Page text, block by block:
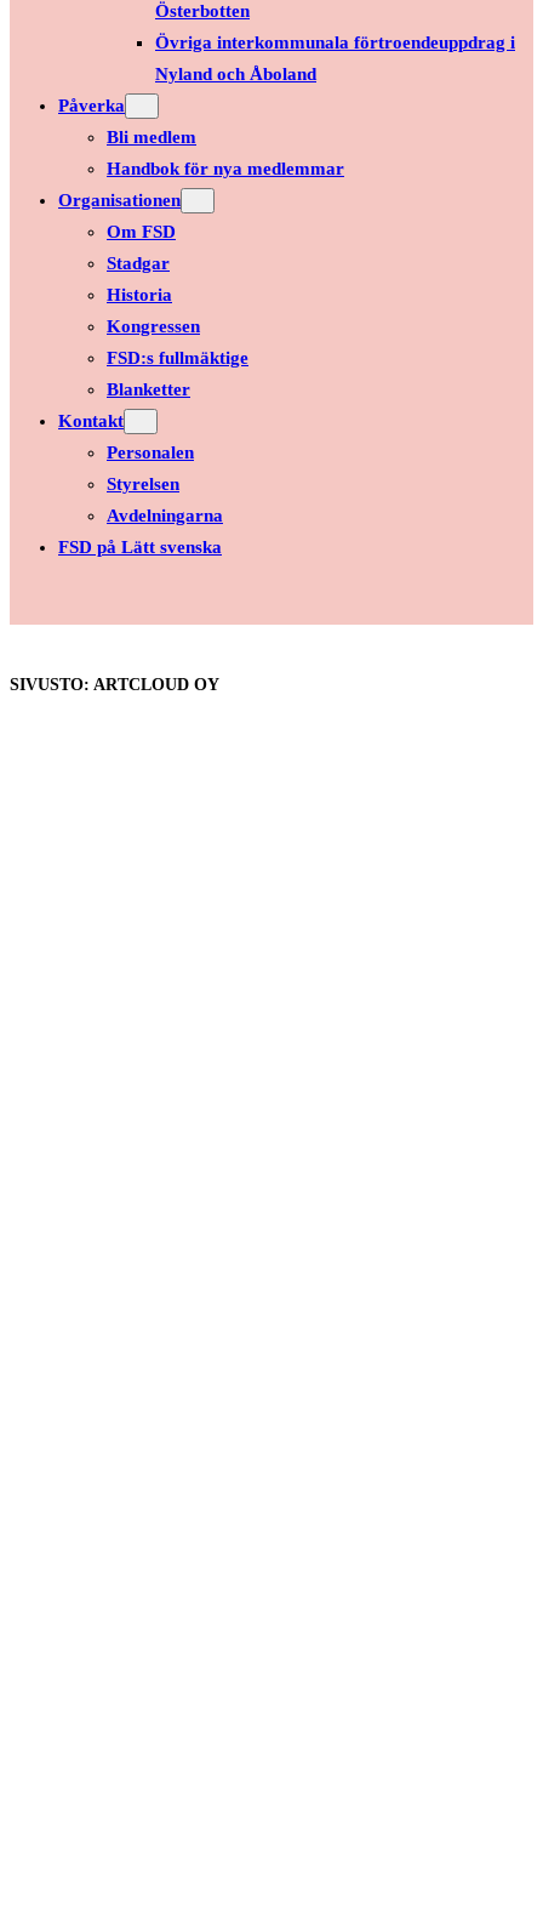
Österbotten
Övriga interkommunala förtroendeuppdrag i
Nyland och Åboland
Påverka
Bli medlem
Handbok för nya medlemmar
Organisationen
Om FSD
Stadgar
Historia
Kongressen
FSD:s fullmäktige
Blanketter
Kontakt
Personalen
Styrelsen
Avdelningarna
FSD på Lätt svenska
SIVUSTO: ARTCLOUD OY